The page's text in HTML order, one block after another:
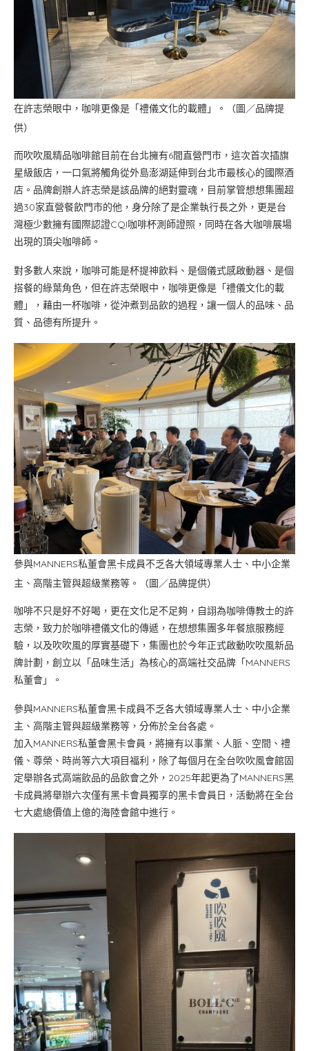
在許志榮眼中，咖啡更像是「禮儀文化的載體」。（圖／品牌提
供）
而吹吹風精品咖啡館目前在台北擁有6間直營門市，這次首次插旗
星級飯店，一口氣將觸角從外島澎湖延伸到台北市最核心的國際酒
店。品牌創辦人許志榮是該品牌的絕對靈魂，目前掌管想想集團超
過30家直營餐飲門市的他，身分除了是企業執行長之外，更是台
灣極少數擁有國際認證CQI咖啡杯測師證照，同時在各大咖啡展場
出現的頂尖咖啡師。
對多數人來說，咖啡可能是杯提神飲料、是個儀式感啟動器、是個
搭餐的綠葉角色，但在許志榮眼中，咖啡更像是「禮儀文化的載
體」，藉由一杯咖啡，從沖煮到品飲的過程，讓一個人的品味、品
質、品德有所提升。
參與MANNERS私董會黑卡成員不乏各大領域專業人士、中小企業
主、高階主管與超級業務等。（圖／品牌提供）
咖啡不只是好不好喝，更在文化足不足夠，自詡為咖啡傳教士的許
志榮，致力於咖啡禮儀文化的傳遞，在想想集團多年餐旅服務經
驗，以及吹吹風的厚實基礎下，集團也於今年正式啟動吹吹風新品
牌計劃，創立以「品味生活」為核心的高端社交品牌「MANNERS
私董會」。
參與MANNERS私董會黑卡成員不乏各大領域專業人士、中小企業
主、高階主管與超級業務等，分佈於全台各處。
加入MANNERS私董會黑卡會員，將擁有以事業、人脈、空間、禮
儀、尊榮、時尚等六大項目福利，除了每個月在全台吹吹風會館固
定舉辦各式高端飲品的品飲會之外，2025年起更為了MANNERS黑
卡成員將舉辦六次僅有黑卡會員獨享的黑卡會員日，活動將在全台
七大處總價值上億的海陸會館中進行。